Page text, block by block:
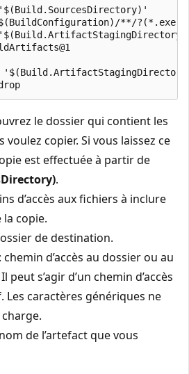
**/
le dossier qui contient les
voulez copier. Si vous laissez ce
est effectuée à partir de
.
d’accès aux fichiers à inclure
la copie.
de destination.
: chemin d’accès au dossier ou au
peut s’agir d’un chemin d’accès
Les caractères génériques ne
de l’artefact que vous